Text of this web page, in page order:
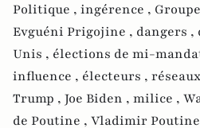
Politique , ingérence ,
Evguéni Prigojine , dangers ,
Unis , élections de mi-
influence , électeurs ,
Trump , Joe Biden , milice ,
de Poutine , Vladimir